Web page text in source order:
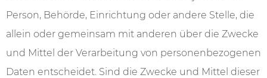
Person, Behörde, Einrichtung oder andere Stelle, die
allein oder gemeinsam mit anderen über die Zwecke
und Mittel der Verarbeitung von personenbezogenen
Daten entscheidet. Sind die Zwecke und Mittel dieser